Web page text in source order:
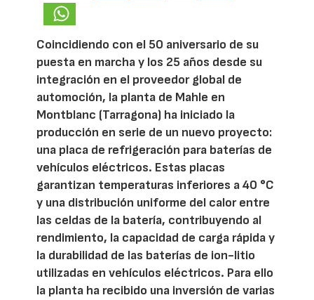
Coincidiendo con el 50 aniversario de su
puesta en marcha y los 25 años desde su
integración en el proveedor global de
automoción, la planta de Mahle en
Montblanc (Tarragona) ha iniciado la
producción en serie de un nuevo proyecto:
una placa de refrigeración para baterías de
vehículos eléctricos. Estas placas
garantizan temperaturas inferiores a 40 °C
y una distribución uniforme del calor entre
las celdas de la batería, contribuyendo al
rendimiento, la capacidad de carga rápida y
la durabilidad de las baterías de ion-litio
utilizadas en vehículos eléctricos. Para ello
la planta ha recibido una inversión de varias